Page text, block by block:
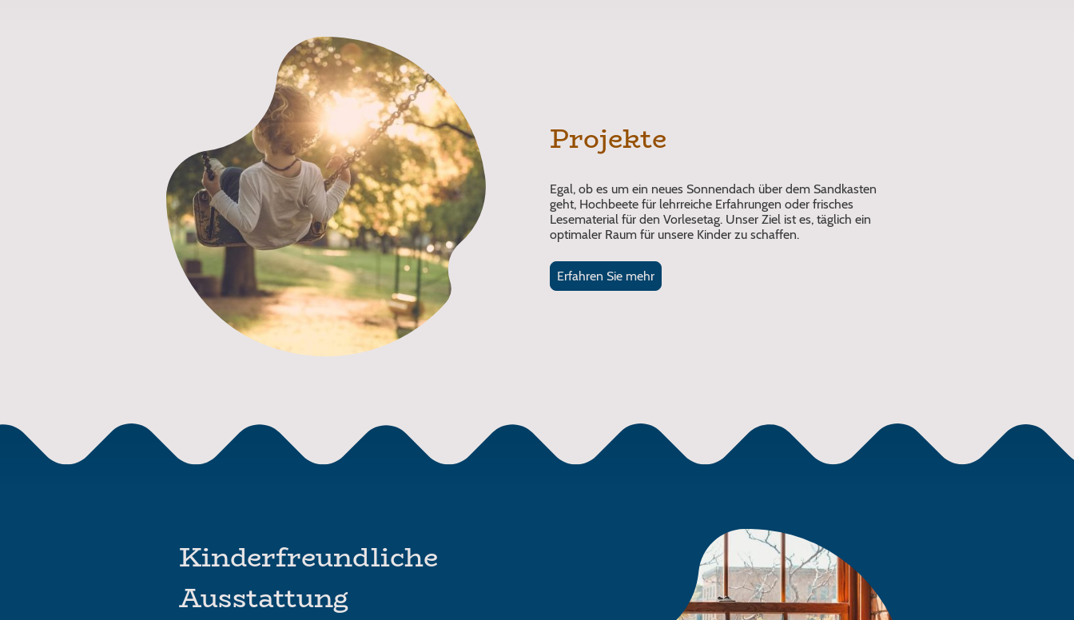
Projekte
Egal, ob es um ein neues Sonnendach über dem Sandkasten
geht, Hochbeete für lehrreiche Erfahrungen oder frisches
Lesematerial für den Vorlesetag. Unser Ziel ist es, täglich ein
optimaler Raum für unsere Kinder zu schaffen.
Erfahren Sie mehr
Kinderfreundliche
Ausstattung